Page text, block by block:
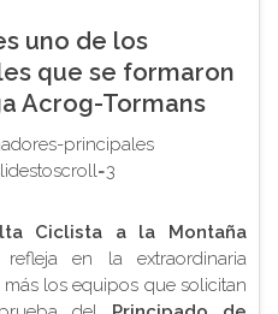
uno de los
que se formaron
Acrog-Tormans
principales
Ciclista a la Montaña
en la extraordinaria
los equipos que solicitan